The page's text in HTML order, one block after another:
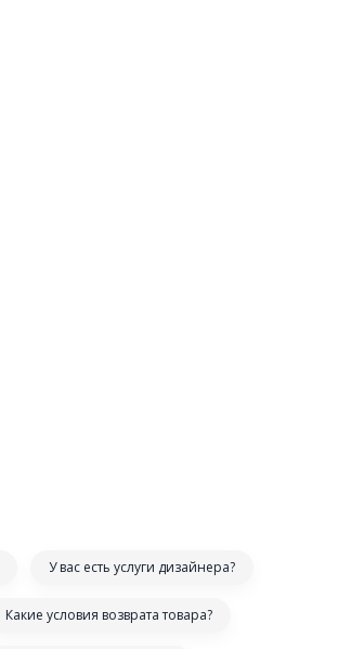
У вас есть услуги дизайнера?
Какие условия возврата товара?